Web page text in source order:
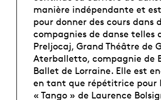
manière indépendante et
pour donner des cours dans
compagnies de danse telles
Preljocaj, Grand Théâtre de
Aterballetto, compagnie de
Ballet de Lorraine. Elle est
en tant que répétitrice pour
« Tango » de Laurence